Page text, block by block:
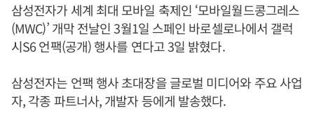
삼성전자가 세계 최대 모바일 축제인 ‘모바일월드콩그레스
(MWC)’ 개막 전날인 3월1일 스페인 바로셀로나에서 갤럭
시S6 언팩(공개) 행사를 연다고 3일 밝혔다.
삼성전자는 언팩 행사 초대장을 글로벌 미디어와 주요 사업
자, 각종 파트너사, 개발자 등에게 발송했다.